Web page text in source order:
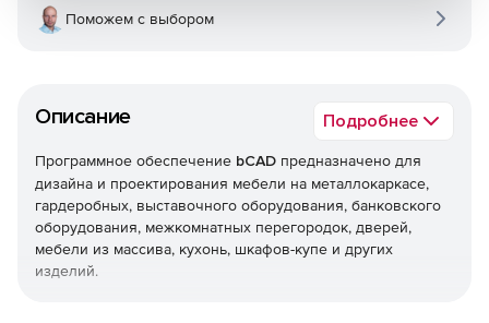
Описание Подробнее
Программное обеспечение bCAD предназначено для
дизайна и проектирования мебели на металлокаркасе,
гардеробных, выставочного оборудования, банковского
оборудования, межкомнатных перегородок, дверей,
мебели из массива, кухонь, шкафов-купе и других
изделий.
Поможем с выбором